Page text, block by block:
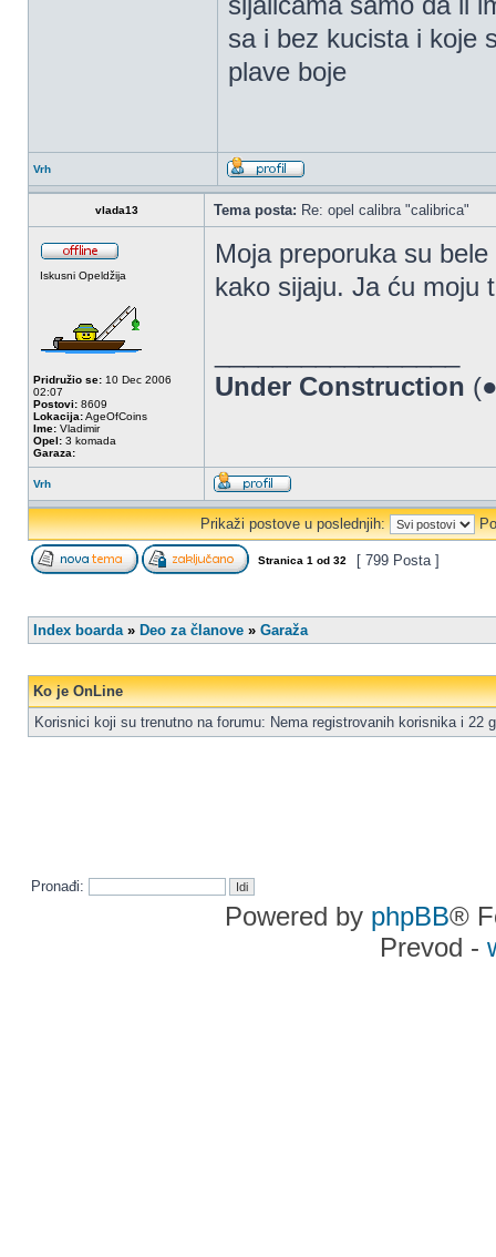
sa i bez kucista i koje
plave boje
Vrh
vlada13 Tema posta: Re: opel calibra "calibrica"
Iskusni Opeldžija
Pridružio se: 10 Dec 2006
02:07
Postovi: 8609
Lokacija:AgeOfCoins
Ime: Vladimir
Opel: 3 komada
Garaza:
Moja preporuka su
kako sijaju. Ja ću moju
Under Construction
Vrh
Prikaži postove u poslednjih:
Stranica 1 od 32 [ 799 Posta ]
Index boarda» Deo za članove » Garaža
Ko je OnLine
Korisnici koji su trenutno na forumu: Nema registrovanih korisnika i 22
Pronađi:
Powered by phpBB®
Prevod -